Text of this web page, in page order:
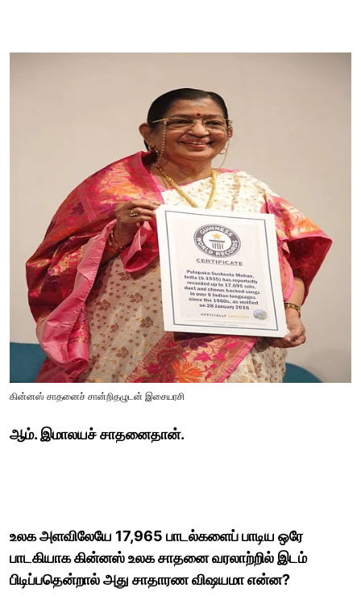
கின்னஸ் சாதனைச் சான்றிதழுடன் இசையரசி
ஆம். இமாலயச் சாதனைதான்.
உலக அளவிலேயே 17,965 பாடல்களைப் பாடிய ஒரே
பாடகியாக கின்னஸ் உலக சாதனை வரலாற்றில் இடம்
பிடிப்பதென்றால் அது சாதாரண விஷயமா என்ன?